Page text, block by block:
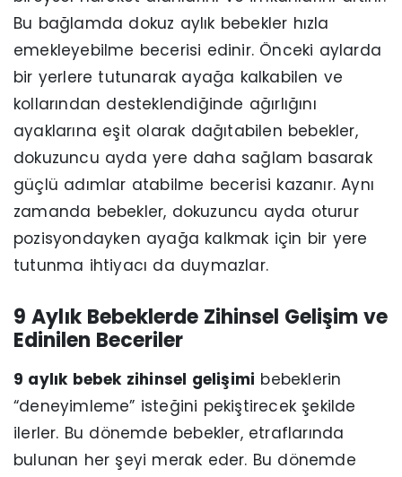
Bu bağlamda dokuz aylık bebekler hızla
emekleyebilme becerisi edinir. Önceki aylarda
bir yerlere tutunarak ayağa kalkabilen ve
kollarından desteklendiğinde ağırlığını
ayaklarına eşit olarak dağıtabilen bebekler,
dokuzuncu ayda yere daha sağlam basarak
güçlü adımlar atabilme becerisi kazanır. Aynı
zamanda bebekler, dokuzuncu ayda oturur
pozisyondayken ayağa kalkmak için bir yere
tutunma ihtiyacı da duymazlar.
9 Aylık Bebeklerde Zihinsel Gelişim ve
Edinilen Beceriler
9 aylık bebek zihinsel gelişimi bebeklerin
“deneyimleme” isteğini pekiştirecek şekilde
ilerler. Bu dönemde bebekler, etraflarında
bulunan her şeyi merak eder. Bu dönemde